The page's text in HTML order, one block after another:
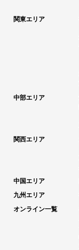
関東エリア
中部エリア
関西エリア
中国エリア
九州エリア
オンライン一覧